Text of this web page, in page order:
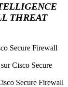
THREAT
Secure Firewall
Cisco Secure
Secure Firewall